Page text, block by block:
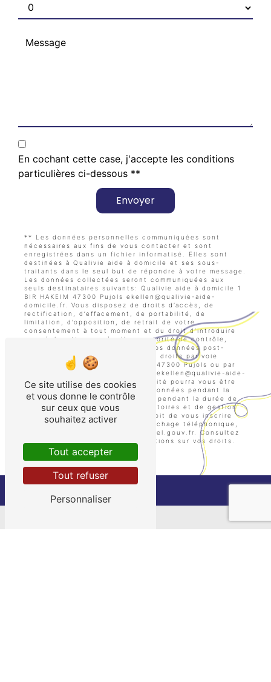
En cochant cette case, j'accepte les conditions
particulières ci-dessous **
Envoyer
** Les données personnelles communiquées sont
nécessaires aux fins de vous contacter et sont
enregistrées dans un fichier informatisé. Elles sont
destinées à Qualivie aide à domicile et ses sous-
traitants dans le seul but de répondre à votre message.
Les données collectées seront communiquées aux
seuls destinataires suivants: Qualivie aide à domicile 1
BIR HAKEIM 47300 Pujols ekellen@qualivie-aide-
domicile.fr. Vous disposez de droits d’accès, de
rectification, d’effacement, de portabilité, de
limitation, d’opposition, de retrait de votre
consentement à tout moment et du droit d’introduire
une réclamation auprès d’une autorité de contrôle,
ainsi que d’organiser le sort de vos données post-
mortem. Vous pouvez exercer ces droits par voie
postale à l'adresse 1 BIR HAKEIM 47300 Pujols ou par
courrier électronique à l'adresse ekellen@qualivie-aide-
domicile.fr. Un justificatif d'identité pourra vous être
demandé. Nous conservons vos données pendant la
période de prise de contact puis pendant la durée de
prescription légale aux fins probatoires et de gestion
des contentieux. Vous avez le droit de vous inscrire
sur la liste d'opposition au démarchage téléphonique,
Bloctel.gouv.fr . Consultez
le site cnil.fr pour plus d’informations sur vos droits.
Ce site utilise des cookies
et vous donne le contrôle
sur ceux que vous
souhaitez activer
Tout accepter
Tout refuser
Personnaliser